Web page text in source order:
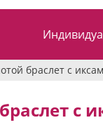
браслет с
с